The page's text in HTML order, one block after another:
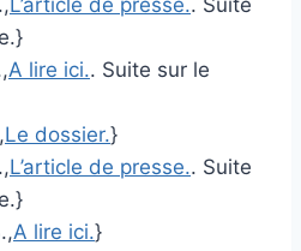
L’article de presse.. Suite
A lire ici.. Suite sur le
Le dossier.}
L’article de presse.. Suite
A lire ici.}